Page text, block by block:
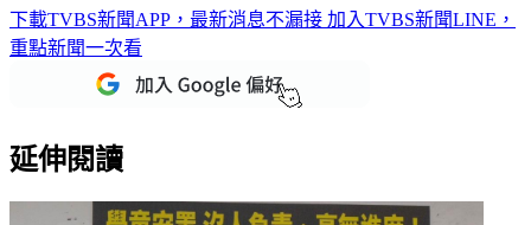
下載TVBS新聞APP，最新消息不漏接 加入TVBS新聞LINE，
重點新聞一次看
延伸閱讀